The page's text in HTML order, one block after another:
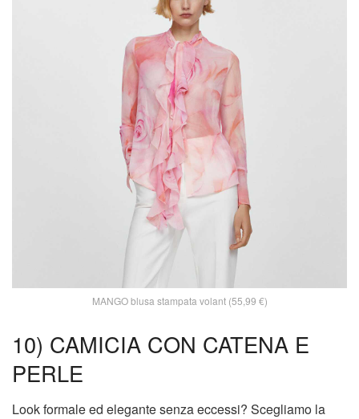
MANGO blusa stampata volant (55,99 €)
10) CAMICIA CON CATENA E
PERLE
Look formale ed elegante senza eccessi? Scegliamo la